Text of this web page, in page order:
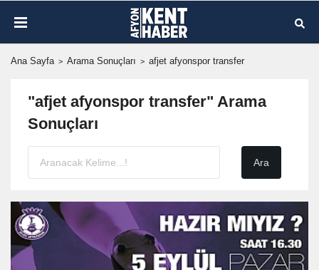
Ana Sayfa Arama Sonuçları afjet afyonspor transfer
"afjet afyonspor transfer" Arama
Sonuçları